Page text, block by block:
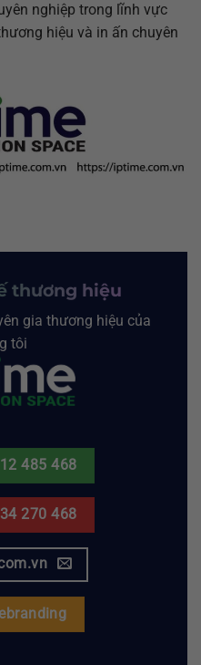
nghiệp trong lĩnh vực
hiệu và in ấn chuyên
thương hiệu
gia thương hiệu của
tôi
485 468
270 468